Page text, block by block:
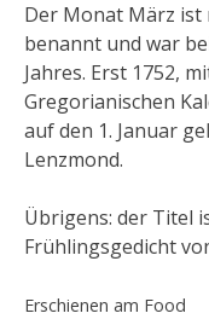
Der Monat März ist
benannt und war
Jahres. Erst 1752,
Gregorianischen
auf den 1. Januar
Lenzmond.
Übrigens: der Titel
Frühlingsgedicht
Erschienen am Food